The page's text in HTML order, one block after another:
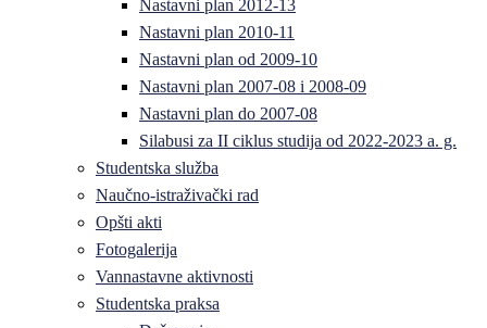
Nastavni plan 2012-13
Nastavni plan 2010-11
Nastavni plan od 2009-10
Nastavni plan 2007-08 i 2008-09
Nastavni plan do 2007-08
Silabusi za II ciklus studija od 2022-2023 a. g.
Studentska služba
Naučno-istraživački rad
Opšti akti
Fotogalerija
Vannastavne aktivnosti
Studentska praksa